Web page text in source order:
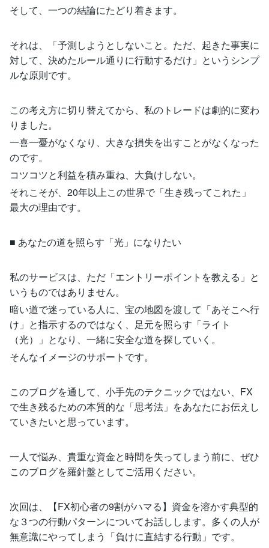
そして、一つの結論にたどり着きます。
それは、「予測しようとしないこと。ただ、起きた事実に
対して、決めたルール通りに行動するだけ」というシンプ
ルな原則です。
この考え方に切り替えてから、私のトレードは劇的に変わ
りました。
一喜一憂がなくなり、大きな損失を出すことがなくなった
のです。
コツコツと利益を積み重ね、大負けしない。
それこそが、20年以上この世界で「生き残ってこれた」
最大の理由です。
■ あなたの道を照らす「光」になりたい
私のサービスは、ただ「エントリーポイントを教える」と
いうものではありません。
暗い道で迷っている人に、宝の地図を渡して「あそこへ行
け」と指示するのではなく、足元を照らす「ライト
（光）」となり、一緒に安全な道を探していく。
そんなイメージのサポートです。
このブログを通して、小手先のテクニックではない、FX
で生き残るための本質的な「思考法」をあなたにお伝えし
ていきたいと思っています。
一人で悩み、貴重な資金と時間を失ってしまう前に、ぜひ
このブログを羅針盤としてご活用ください。
次回は、【FX初心者の9割がハマる】資金を溶かす典型的
な３つの行動パターンについてお話しします。多くの人が
無意識にやってしまう「負けに直結する行動」です。